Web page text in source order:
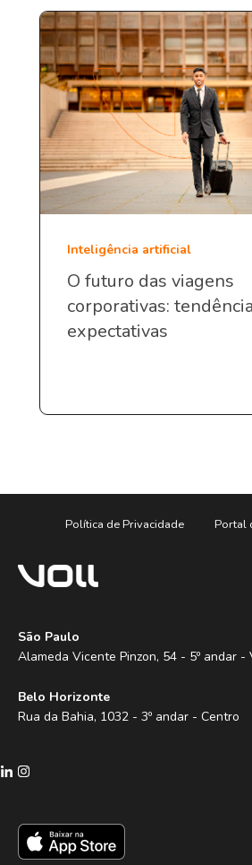
Inteligência artificial
O futuro das viagens
corporativas:
expectativas
Política de Privacidade Portal
São Paulo
Alameda Vicente Pinzon, 54 - 5º andar -
Belo Horizonte
Rua da Bahia, 1032 - 3º andar - Centro